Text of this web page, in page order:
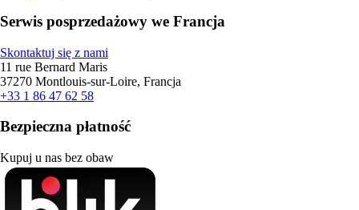
Serwis posprzedażowy we Francja
Skontaktuj się z nami
11 rue Bernard Maris
37270 Montlouis-sur-Loire, Francja
+33 1 86 47 62 58
Bezpieczna płatność
Kupuj u nas bez obaw